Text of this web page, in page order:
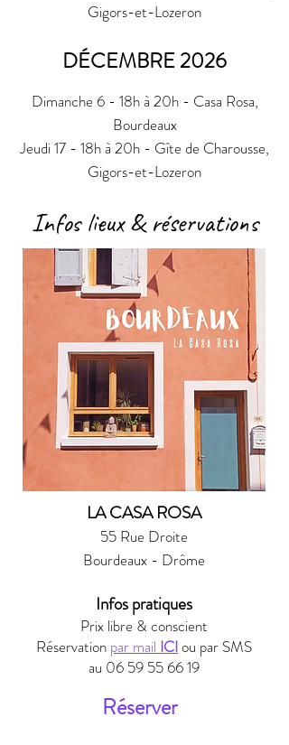
Gigors-et-Lozeron
DÉCEMBRE 2026
Dimanche 6 - 18h à 20h - Casa Rosa,
Bourdeaux
Jeudi 17 - 18h à 20h - Gîte de Charousse,
Gigors-et-Lozeron
Infos lieux & réservations
LA CASA ROSA
55 Rue Droite
Bourdeaux - Drôme
Infos pratiques
Prix libre & conscient
Réservation par mail ICIou par SMS
au 06 59 55 66 19
Réserver